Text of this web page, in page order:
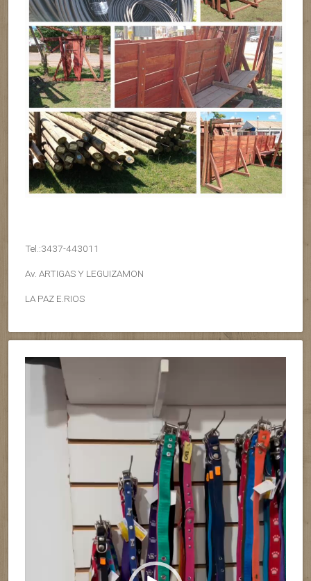
Tel.:3437-443011
Av. ARTIGAS Y LEGUIZAMON
LA PAZ E.RIOS
Reproductor